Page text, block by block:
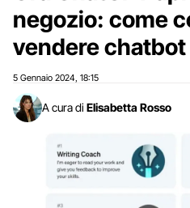
negozio: come
vendere
5 Gennaio 2024 18:15
A cura di Elisabetta Rosso